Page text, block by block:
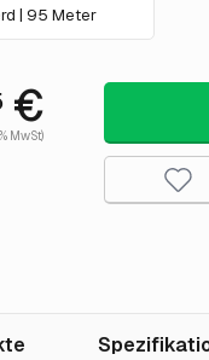
| 95 Meter
€
MwSt)